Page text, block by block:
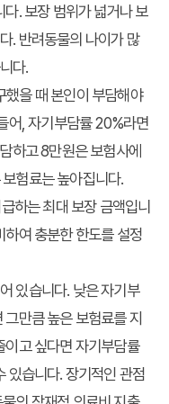
. 보장 범위가 넓거나 보
. 반려동물의 나이가 많
다.
했을 때 본인이 부담해야
어, 자기부담률 20%라면
하고 8만원은 보험사에
험료는 높아집니다.
하는 최대 보장 금액입니
하여 충분한 한도를 설정
있습니다. 낮은 자기부
만큼 높은 보험료를 지
이고 싶다면 자기부담률
있습니다. 장기적인 관점